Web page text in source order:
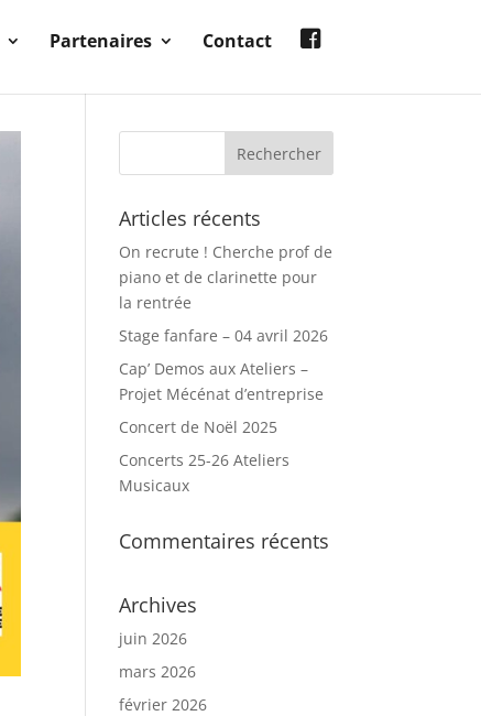
Partenaires Contact
Articles récents
On recrute ! Cherche prof de
piano et de clarinette pour
la rentrée
Stage fanfare – 04 avril 2026
Cap’ Demos aux Ateliers –
Projet Mécénat d’entreprise
Concert de Noël 2025
Concerts 25-26 Ateliers
Musicaux
Commentaires récents
Archives
juin 2026
mars 2026
février 2026